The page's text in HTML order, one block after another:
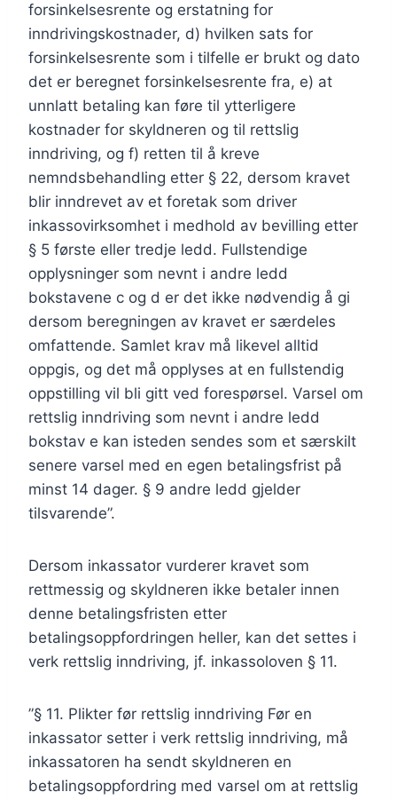
forsinkelsesrente og erstatning for
inndrivingskostnader, d) hvilken sats for
forsinkelsesrente som i tilfelle er brukt og dato
det er beregnet forsinkelsesrente fra, e) at
unnlatt betaling kan føre til ytterligere
kostnader for skyldneren og til rettslig
inndriving, og f) retten til å kreve
nemndsbehandling etter § 22, dersom kravet
blir inndrevet av et foretak som driver
inkassovirksomhet i medhold av bevilling etter
§ 5 første eller tredje ledd. Fullstendige
opplysninger som nevnt i andre ledd
bokstavene c og d er det ikke nødvendig å gi
dersom beregningen av kravet er særdeles
omfattende. Samlet krav må likevel alltid
oppgis, og det må opplyses at en fullstendig
oppstilling vil bli gitt ved forespørsel. Varsel om
rettslig inndriving som nevnt i andre ledd
bokstav e kan isteden sendes som et særskilt
senere varsel med en egen betalingsfrist på
minst 14 dager. § 9 andre ledd gjelder
tilsvarende”.
Dersom inkassator vurderer kravet som
rettmessig og skyldneren ikke betaler innen
denne betalingsfristen etter
betalingsoppfordringen heller, kan det settes i
verk rettslig inndriving, jf. inkassoloven § 11.
”§ 11. Plikter før rettslig inndriving Før en
inkassator setter i verk rettslig inndriving, må
inkassatoren ha sendt skyldneren en
betalingsoppfordring med varsel om at rettslig